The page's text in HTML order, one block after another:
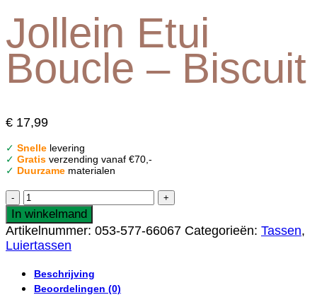
Jollein Etui
Boucle – Biscuit
€ 17,99
✓ Snelle levering
✓ Gratis verzending vanaf €70,-
✓ Duurzame materialen
Jollein
Etui
Boucle
-
Biscuit
aantal
In winkelmand
Artikelnummer: 053-577-66067 Categorieën: Tassen,
Luiertassen
Beschrijving
Beoordelingen (0)